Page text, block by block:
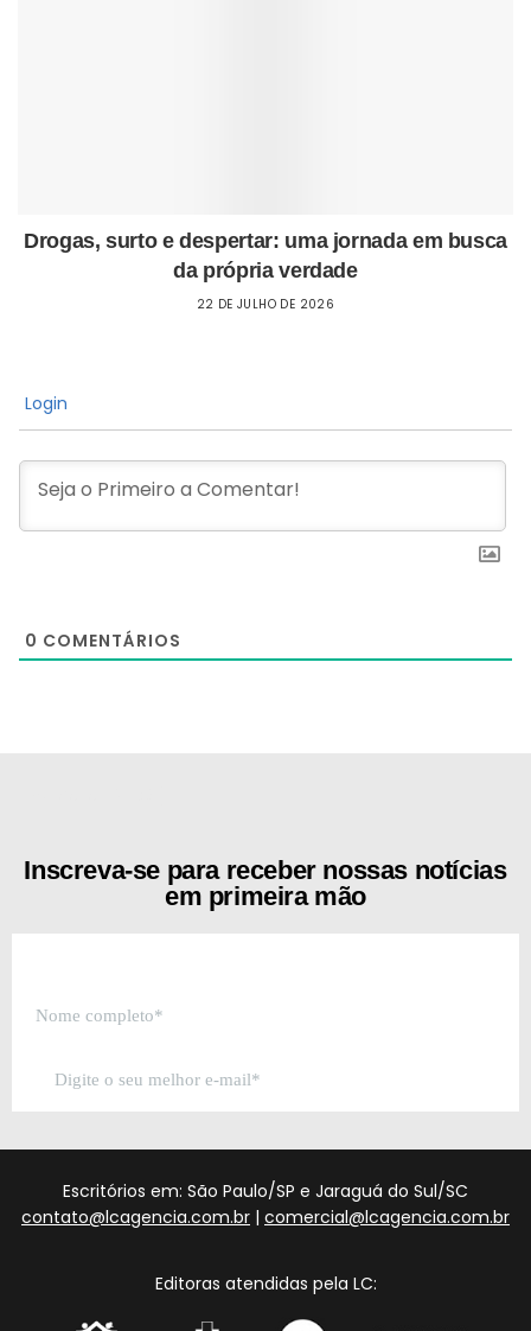
Drogas, surto e despertar: uma jornada em busca
da própria verdade
22 DE JULHO DE 2026
Login
0 COMENTÁRIOS
Inscreva-se para receber nossas notícias
em primeira mão
Escritórios em: São Paulo/SP e Jaraguá do Sul/SC
contato@lcagencia.com.br | comercial@lcagencia.com.br
Editoras atendidas pela LC: